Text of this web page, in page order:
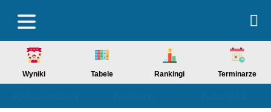
Wyniki Tabele Rankingi Terminarze